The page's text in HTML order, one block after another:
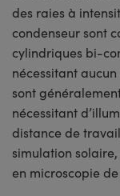
des raies à
condenseur sont
cylindriques bi-
nécessitant
sont
nécessitant
distance de
simulation
en microscopie